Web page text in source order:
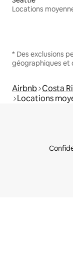
* Des exclusions
géographiques et
Airbnb Costa
Locations